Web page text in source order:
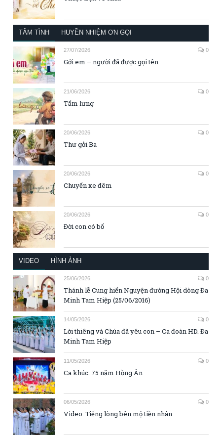
TÂM TÌNH HUYỀN NHIỆM ƠN GỌI
27/07/2026 0
Gởi em – người đã được gọi tên
21/06/2026 0
Tấm lưng
20/06/2026 0
Thư gởi Ba
20/06/2026 0
Chuyến xe đêm
20/06/2026 0
Đời con có bố
VIDEO HÌNH ẢNH
25/06/2026 0
Thánh lễ Cung hiến Nguyện đường Hội dòng Đa
Minh Tam Hiệp (25/06/2016)
14/05/2026 0
Lời thiêng và Chúa đã yêu con – Ca đoàn HD. Đa
Minh Tam Hiệp
11/05/2026 0
Ca khúc: 75 năm Hồng Ân
06/05/2026 0
Video: Tiếng lòng bên mộ tiền nhân